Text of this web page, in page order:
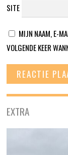
SITE
MIJN NAAM, E-
VOLGENDE KEER
EXTRA